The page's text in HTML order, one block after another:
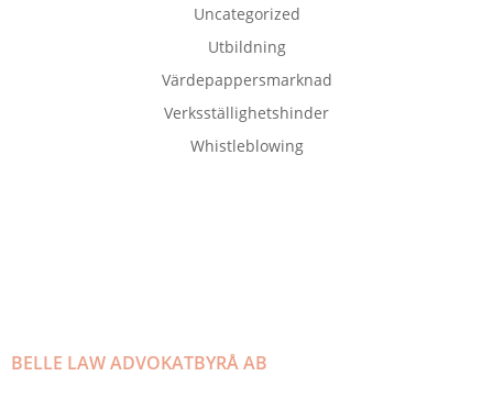
Uncategorized
Utbildning
Värdepappersmarknad
Verksställighetshinder
Whistleblowing
BELLE LAW ADVOKATBYRÅ AB